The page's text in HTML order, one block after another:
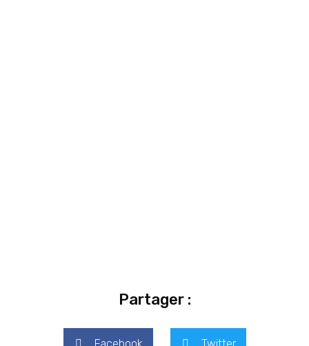
Partager :
Facebook Twitter